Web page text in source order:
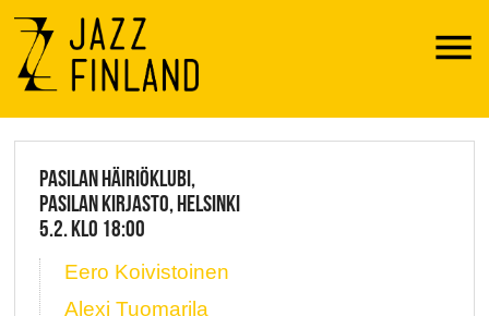
Menu
JAZZ FINLAND LIVE
PASILAN HÄIRIÖKLUBI,
PASILAN KIRJASTO, HELSINKI
5.2. KLO 18:00
Eero Koivistoinen
Alexi Tuomarila